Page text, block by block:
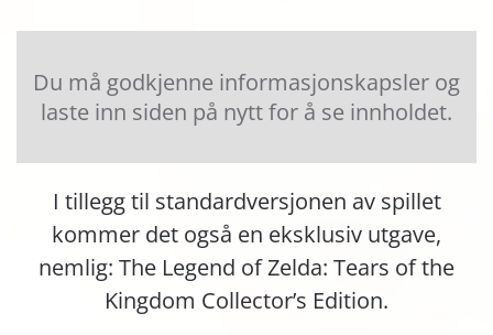
Du må godkjenne informasjonskapsler og
laste inn siden på nytt for å se innholdet.
I tillegg til standardversjonen av spillet
kommer det også en eksklusiv utgave,
nemlig: The Legend of Zelda: Tears of the
Kingdom Collector’s Edition.